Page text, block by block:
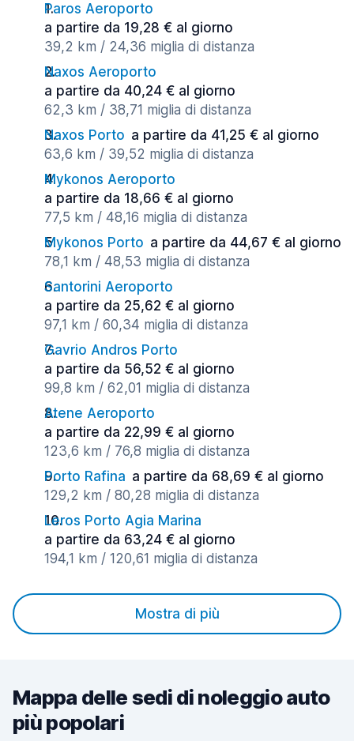
Paros Aeroporto
a partire da 19,28 € al giorno
39,2 km / 24,36 miglia di distanza
Naxos Aeroporto
a partire da 40,24 € al giorno
62,3 km / 38,71 miglia di distanza
Naxos Porto a partire da 41,25 € al giorno
63,6 km / 39,52 miglia di distanza
Mykonos Aeroporto
a partire da 18,66 € al giorno
77,5 km / 48,16 miglia di distanza
Mykonos Porto a partire da 44,67 € al giorno
78,1 km / 48,53 miglia di distanza
Santorini Aeroporto
a partire da 25,62 € al giorno
97,1 km / 60,34 miglia di distanza
Gavrio Andros Porto
a partire da 56,52 € al giorno
99,8 km / 62,01 miglia di distanza
Atene Aeroporto
a partire da 22,99 € al giorno
123,6 km / 76,8 miglia di distanza
Porto Rafina a partire da 68,69 € al giorno
129,2 km / 80,28 miglia di distanza
Leros Porto Agia Marina
a partire da 63,24 € al giorno
194,1 km / 120,61 miglia di distanza
Mostra di più
Mappa delle sedi di noleggio auto
più popolari